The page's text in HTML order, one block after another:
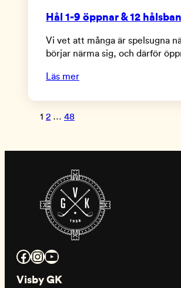
Hål 1-9 öppnar & 12
Vi vet att många är spelsugna
börjar närma sig, och därför
Läs mer
1 2 … 48
Facebook InstagramYouTube
Visby GK